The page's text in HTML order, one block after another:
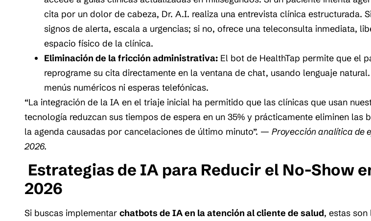
cita por un dolor de cabeza, Dr. A.I. realiza una entrevista clínica estructurada.
signos de alerta, escala a urgencias; si no, ofrece una teleconsulta inmediata,
espacio físico de la clínica.
Eliminación de la fricción administrativa: El bot de HealthTap permite que el
reprograme su cita directamente en la ventana de chat, usando lenguaje
menús numéricos ni esperas telefónicas.
“La integración de la IA en el triaje inicial ha permitido que las clínicas que usan
tecnología reduzcan sus tiempos de espera en un 35% y prácticamente eliminen las
la agenda causadas por cancelaciones de último minuto”. — Proyección analítica de
2026.
Estrategias de IA para Reducir el No-Show
2026
Si buscas implementar chatbots de IA en la atención al cliente de salud, estas son